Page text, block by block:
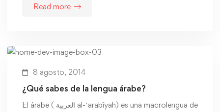
Read more
8 agosto, 2014
¿Qué sabes de la lengua árabe?
El árabe ( العربية al-ʻarabīyah) es una macrolengua de